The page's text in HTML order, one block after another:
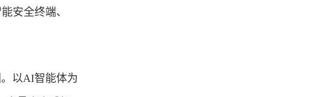
安全终端、
以AI智能体为